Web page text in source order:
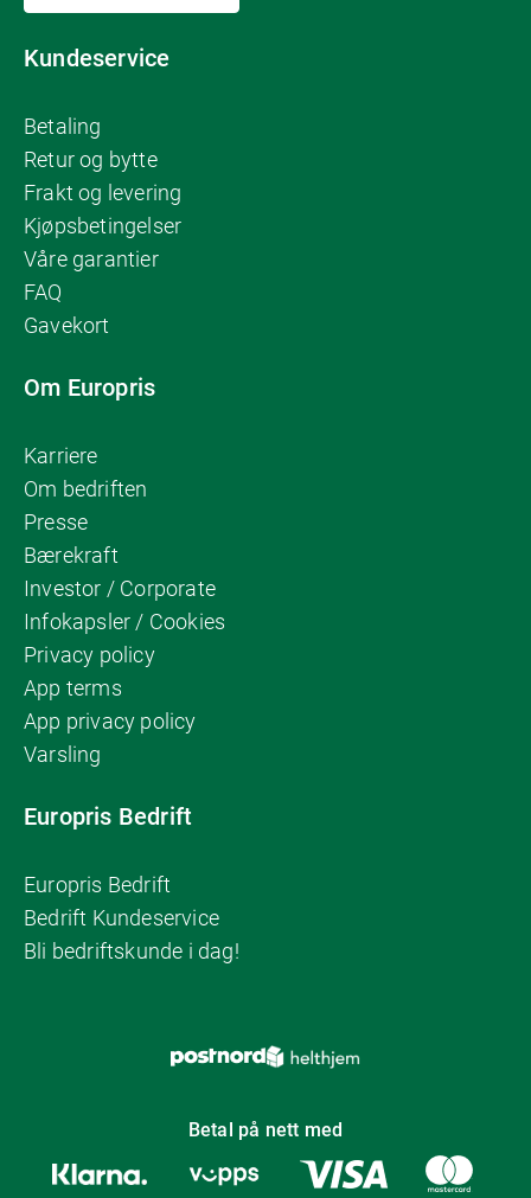
Kundeservice
Betaling
Retur og bytte
Frakt og levering
Kjøpsbetingelser
Våre garantier
FAQ
Gavekort
Om Europris
Karriere
Om bedriften
Presse
Bærekraft
Investor / Corporate
Infokapsler / Cookies
Privacy policy
App terms
App privacy policy
Varsling
Europris Bedrift
Europris Bedrift
Bedrift Kundeservice
Bli bedriftskunde i dag!
Betal på nett med